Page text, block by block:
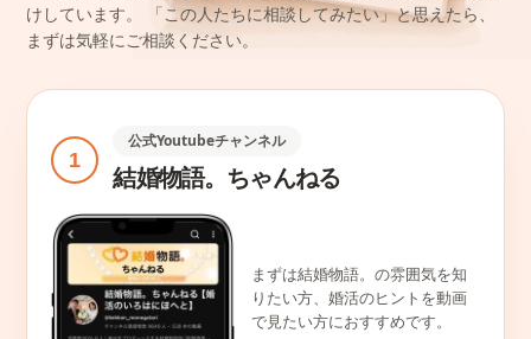
けしています。
「この人たちに相談してみたい」と思えたら、
まずは気軽にご相談ください。
1
公式Youtubeチャンネル
結婚物語。ちゃんねる
まずは結婚物語。の雰囲気を知
りたい方、婚活のヒントを動画
で見たい方におすすめです。